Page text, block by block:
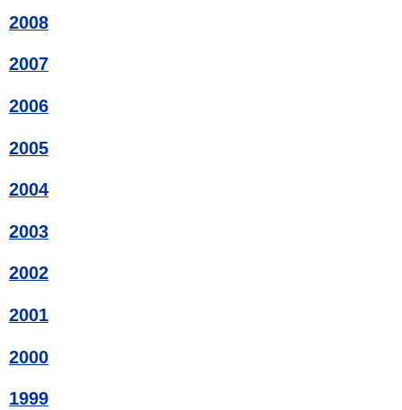
2008
2007
2006
2005
2004
2003
2002
2001
2000
1999